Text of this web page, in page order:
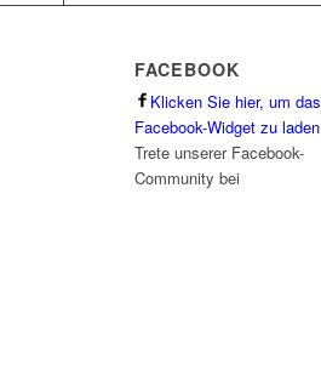
FACEBOOK
Klicken Sie hier, um das
Facebook-Widget zu laden
Trete unserer Facebook-
Community bei